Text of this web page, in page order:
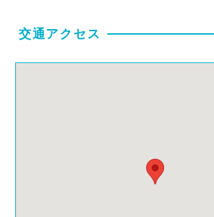
交通アクセス